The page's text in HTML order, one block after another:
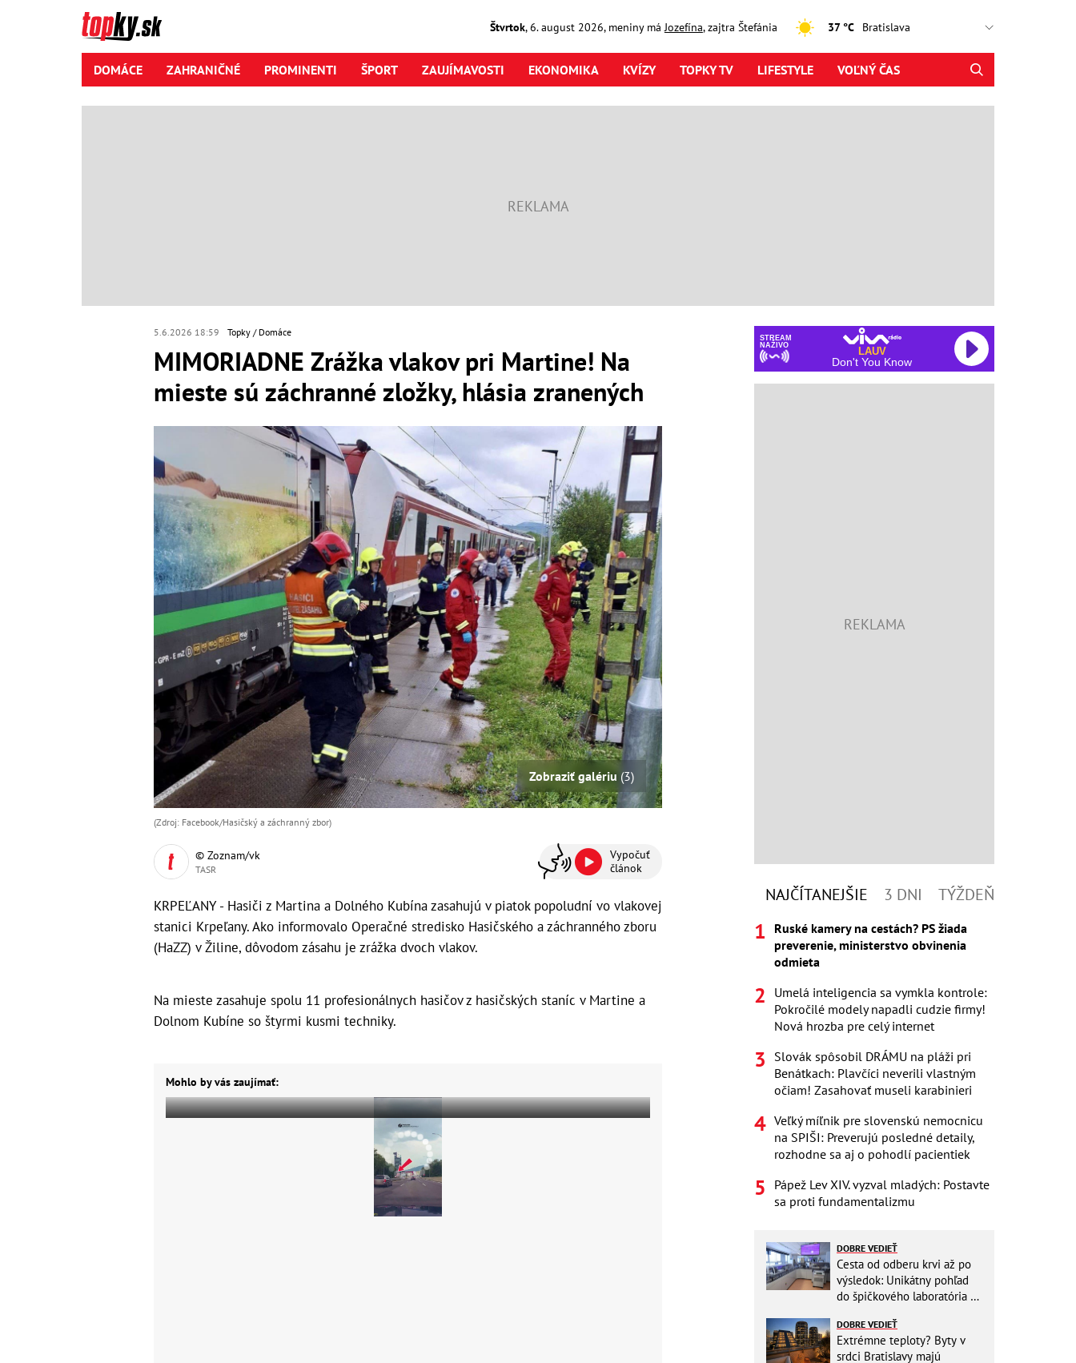
Štvrtok,6. august2026, meniny má Jozefína, zajtra Štefánia 37 °C
DOMÁCE ZAHRANIČNÉ PROMINENTI ŠPORT ZAUJÍMAVOSTI EKONOMIKA KVÍZY TOPKY TV LIFESTYLE VOĽNÝ ČAS
5.6.2026 18:59 Topky Domáce
MIMORIADNE Zrážka vlakov pri Martine! Na
mieste sú záchranné zložky, hlásia zranených
Zobraziť galériu (3)
(Zdroj: Facebook/Hasičský a záchranný zbor)
© Zoznam/vk
TASR
Vypočuť
článok
KRPEĽANY - Hasiči z Martina a Dolného Kubína zasahujú v piatok popoludní vo vlakovej
stanici Krpeľany. Ako informovalo Operačné stredisko Hasičského a záchranného zboru
(HaZZ) v Žiline, dôvodom zásahu je zrážka dvoch vlakov.
Na mieste zasahuje spolu 11 profesionálnych hasičov z hasičských staníc v Martine a
Dolnom Kubíne so štyrmi kusmi techniky.
Mohlo by vás zaujímať:
STREAM
NAŽIVO
LAUV
Don't You Know
NAJČÍTANEJŠIE 3 DNI TÝŽDEŇ
Ruské kamery na cestách? PS žiada
preverenie, ministerstvo obvinenia
odmieta
Umelá inteligencia sa vymkla kontrole:
Pokročilé modely napadli cudzie firmy!
Nová hrozba pre celý internet
Slovák spôsobil DRÁMU na pláži pri
Benátkach: Plavčíci neverili vlastným
očiam! Zasahovať museli karabinieri
Veľký míľnik pre slovenskú nemocnicu
na SPIŠI: Preverujú posledné detaily,
rozhodne sa aj o pohodlí pacientiek
Pápež Lev XIV. vyzval mladých: Postavte
sa proti fundamentalizmu
DOBRE VEDIEŤ
Cesta od odberu krvi až po
výsledok: Unikátny pohľad
do špičkového laboratória na
DOBRE VEDIEŤ
Extrémne teploty? Byty v
srdci Bratislavy majú